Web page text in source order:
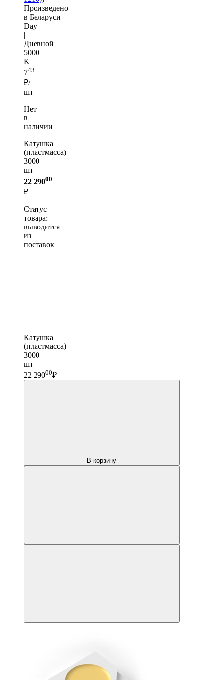
Произведено
в Беларуси
Day
|
Дневной
5000
K
743
₽/
шт
Нет
в
наличии
Катушка
(пластмасса)
3000
шт —
22 29000
₽
Статус
товара:
выводится
из
поставок
Катушка
(пластмасса)
3000
шт
22 29000₽
В корзину